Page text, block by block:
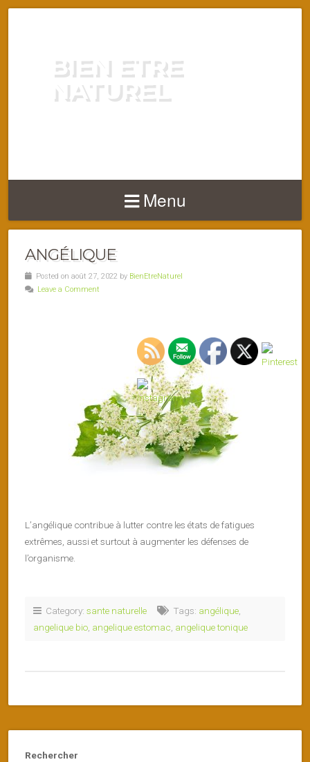
BIEN ETRE
NATUREL
Menu
ANGÉLIQUE
Posted on août 27, 2022 by BienEtreNaturel
Leave a Comment
L’angélique contribue à lutter contre les états de fatigues
extrêmes, aussi et surtout à augmenter les défenses de
l’organisme.
Category: sante naturelle Tags: angélique
angelique bio angelique estomac angelique tonique
Rechercher